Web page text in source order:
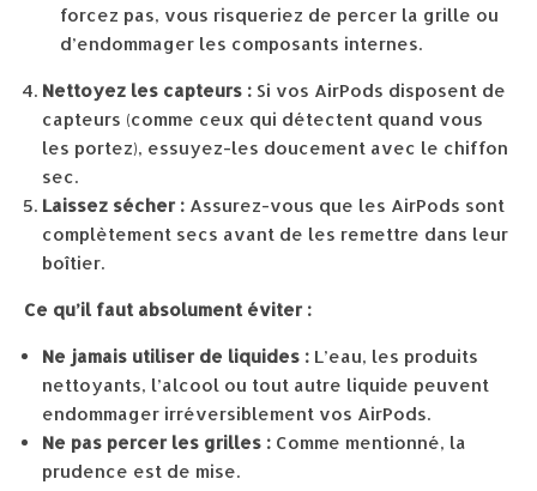
forcez pas, vous risqueriez de percer la grille ou
d’endommager les composants internes.
Nettoyez les capteurs : Si vos AirPods disposent de
capteurs (comme ceux qui détectent quand vous
les portez), essuyez-les doucement avec le chiffon
sec.
Laissez sécher : Assurez-vous que les AirPods sont
complètement secs avant de les remettre dans leur
boîtier.
Ce qu’il faut absolument éviter :
Ne jamais utiliser de liquides : L’eau, les produits
nettoyants, l’alcool ou tout autre liquide peuvent
endommager irréversiblement vos AirPods.
Ne pas percer les grilles : Comme mentionné, la
prudence est de mise.